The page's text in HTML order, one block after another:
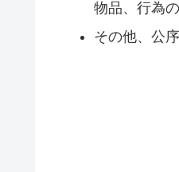
物品、行為
その他、公